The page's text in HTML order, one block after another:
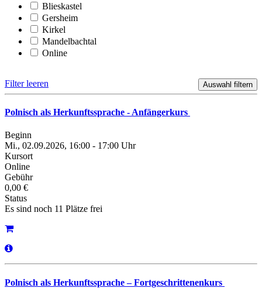
Blieskastel
Gersheim
Kirkel
Mandelbachtal
Online
Filter leeren
Polnisch als Herkunftssprache - Anfängerkurs
Beginn
Mi., 02.09.2026, 16:00 - 17:00 Uhr
Kursort
Online
Gebühr
0,00 €
Status
Es sind noch 11 Plätze frei
Polnisch als Herkunftssprache – Fortgeschrittenenkurs